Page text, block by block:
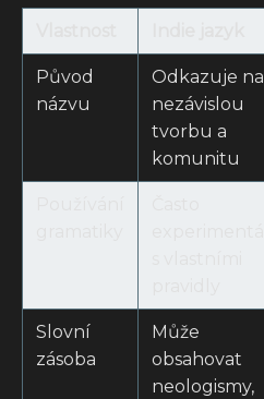
Původ
názvu
Odkazuje na
nezávislou
tvorbu a
komunitu
Slovní
zásoba
Může
obsahovat
neologismy,